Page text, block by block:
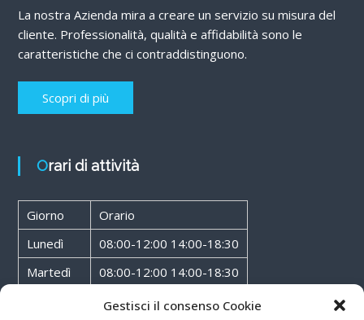
Gestisci il consenso Cookie
La nostra Azienda mira a creare un servizio su misura del
cliente. Professionalità, qualità e affidabilità sono le
caratteristiche che ci contraddistinguono.
Scopri di più
Orari di attività
Giorno
Orario
Lunedì
08:00-12:00 14:00-18:30
Martedì
08:00-12:00 14:00-18:30
08:00-12:00 14:00-18:30